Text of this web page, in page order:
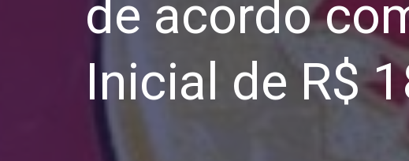
de acordo
Inicial de R$